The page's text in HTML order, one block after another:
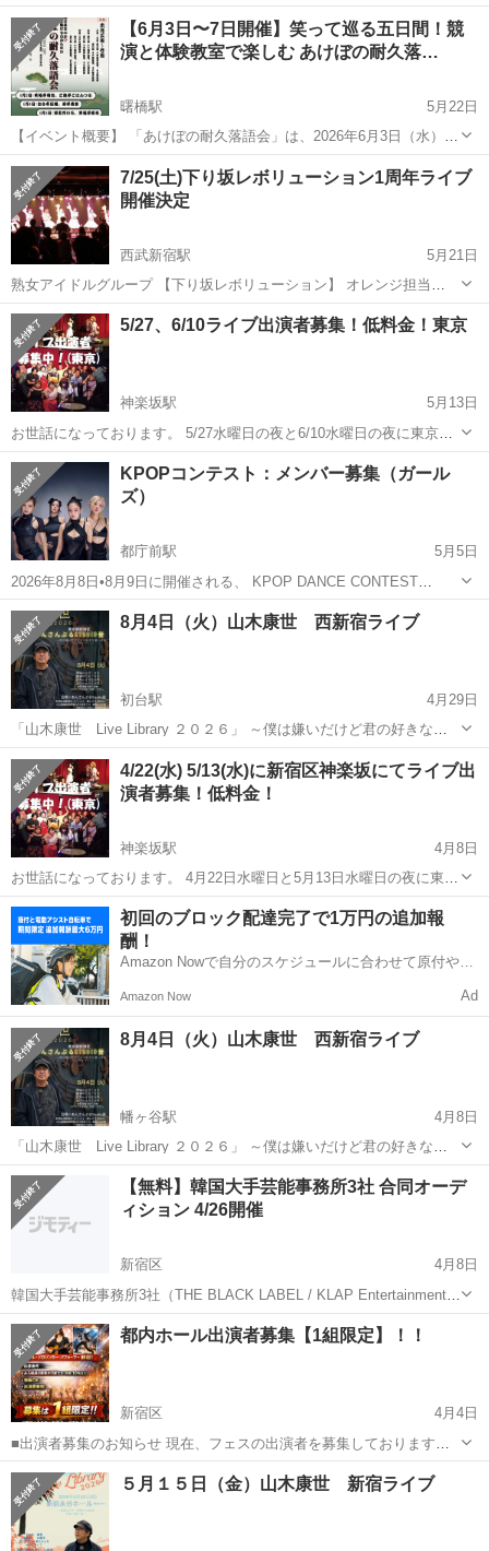
生日なので 色々やらせていただきますので 是非何か興味があればご連
絡ください！ 【5月の誕生日Week】 24(日)16時〜オバケイドロ2前日
生配信 h...
東京 新宿区 新宿駅 コンサート/ショー お笑いライブ
【6月3日〜7日開催】笑って巡る五日間！競
演と体験教室で楽しむ あけぼの耐久落…
曙橋駅
5月22日
【イベント概要】 「あけぼの耐久落語会」は、2026年6月3日（水）か
ら6月7日（日）までの5日間にわたり開催される、落語と伝統芸能を存
分に楽しめる特別企画です。 期間中は昼夜2公演制となっており、そ
れぞれ異なる演目をお...
東京 新宿区 曙橋駅 コンサート/ショー 落語
7/25(土)下り坂レボリューション1周年ライブ
開催決定
西武新宿駅
5月21日
熟女アイドルグループ 【下り坂レボリューション】 オレンジ担当
Yukaです🧡 7/25(土)11:00〜 新宿DHNoA 下り坂レボリューション1周
年ワンマンライブ 開催決定となりました✨ ご存知の方も お初の方も
楽しん...
東京 新宿区 コンサート/ショー ライブ
5/27、6/10ライブ出演者募集！低料金！東京
神楽坂駅
5月13日
お世話になっております。 5/27水曜日の夜と6/10水曜日の夜に東京都
新宿区神楽坂のライブハウスにてライブを開催いたします。 只今、出
演者を募集しております。 和気あいあいあといつも楽しくライブをや
っ...
東京 新宿区 コンサート/ショー ライブ
KPOPコンテスト：メンバー募集（ガール
ズ）
都庁前駅
5月5日
2026年8月8日•8月9日に開催される、 KPOP DANCE CONTEST
【DDFes】に一緒に参加してくれるメンバーを募集します◎ ⭐︎もし興
味のある方、挑戦したい方は是非メッセージお願いします⭐︎ 【詳細】
...
東京 新宿区 都庁前駅 コンサート/ショー KPOP
8月4日（火）山木康世 西新宿ライブ
初台駅
4月29日
「山木康世 Live Library ２０２６」 ～僕は嫌いだけど君の好きな暑
い夏のパワーライブ！～ 会場＝あんさんぶるStudio音 新宿区西新宿
４-３７-１１ 樂しそう初台B１ （京王新線初台駅東口から徒...
東京 新宿区 初台駅 コンサート/ショー 山木康世
4/22(水) 5/13(水)に新宿区神楽坂にてライブ出
演者募集！低料金！
神楽坂駅
4月8日
お世話になっております。 4月22日水曜日と5月13日水曜日の夜に東京
都新宿区神楽坂のライブハウスにてライブを開催いたします。 只今、
出演者を募集しております。 和気あいあいあといつも楽しくライブを
やっ...
東京 新宿区 神楽坂駅 コンサート/ショー ライブ
初回のブロック配達完了で1万円の追加報
酬！
Amazon Nowで自分のスケジュールに合わせて原付や電
Amazon Now Ad
8月4日（火）山木康世 西新宿ライブ
幡ヶ谷駅
4月8日
「山木康世 Live Library ２０２６」 ～僕は嫌いだけど君の好きな暑
い夏のパワーライブ！～ 会場＝あんさんぶるStudio音 新宿区西新宿
４-３７-１１ 樂しそう初台B１ （京王新線初台駅東口から徒...
東京 幡ヶ谷駅 コンサート/ショー 山木康世
【無料】韓国大手芸能事務所3社 合同オーデ
ィション 4/26開催
新宿区
4月8日
韓国大手芸能事務所3社（THE BLACK LABEL / KLAP Entertainment /
Phunky Studio）が東京に集結！ 合同オーディションを開催します。
■ 日時：2026年4月26日（日）...
東京 新宿区 コンサート/ショー オーディション
都内ホール出演者募集【1組限定】！！
新宿区
4月4日
■出演者募集のお知らせ 現在、フェスの出演者を募集しております。
アイドル、ソロシンガー、各種パフォーマーの方など、幅広く歓迎い
たします。 ■応募条件 ・入場無料のイベントのためある程度の集客が
可能な方 目...
東京 新宿区 コンサート/ショー 出演者
５月１５日（金）山木康世 新宿ライブ